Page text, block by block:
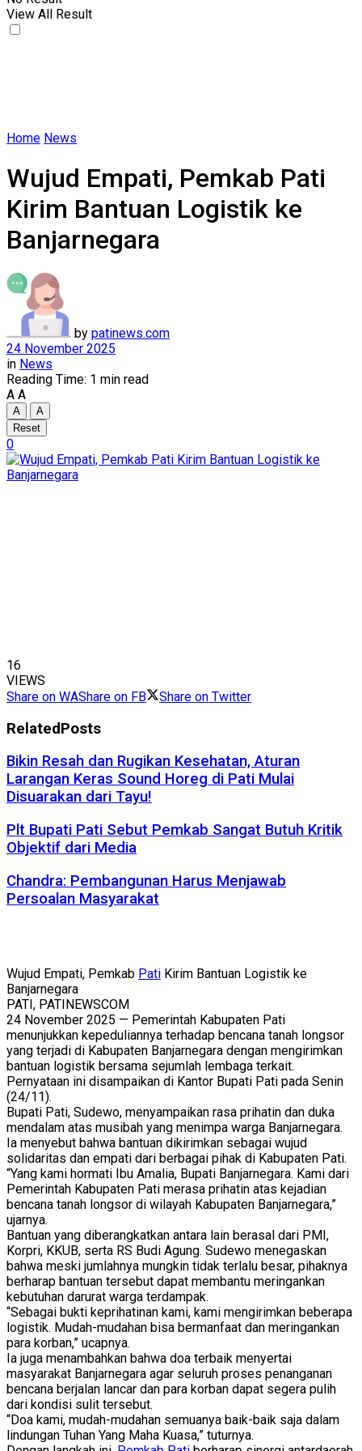
View All Result
Home News
Wujud Empati, Pemkab Pati
Kirim Bantuan Logistik ke
Banjarnegara
by patinews.com
24 November 2025
in News
Reading Time: 1 min read
A A
A
A
Reset
0
16
VIEWS
Share on WAShare on FB Share on Twitter
RelatedPosts
Bikin Resah dan Rugikan Kesehatan, Aturan
Larangan Keras Sound Horeg di Pati Mulai
Disuarakan dari Tayu!
Plt Bupati Pati Sebut Pemkab Sangat Butuh Kritik
Objektif dari Media
Chandra: Pembangunan Harus Menjawab
Persoalan Masyarakat
Wujud Empati, Pemkab Pati Kirim Bantuan Logistik ke
Banjarnegara
PATI, PATINEWSCOM
24 November 2025 — Pemerintah Kabupaten Pati
menunjukkan kepeduliannya terhadap bencana tanah longsor
yang terjadi di Kabupaten Banjarnegara dengan mengirimkan
bantuan logistik bersama sejumlah lembaga terkait.
Pernyataan ini disampaikan di Kantor Bupati Pati pada Senin
(24/11).
Bupati Pati, Sudewo, menyampaikan rasa prihatin dan duka
mendalam atas musibah yang menimpa warga Banjarnegara.
Ia menyebut bahwa bantuan dikirimkan sebagai wujud
solidaritas dan empati dari berbagai pihak di Kabupaten Pati.
“Yang kami hormati Ibu Amalia, Bupati Banjarnegara. Kami dari
Pemerintah Kabupaten Pati merasa prihatin atas kejadian
bencana tanah longsor di wilayah Kabupaten Banjarnegara,”
ujarnya.
Bantuan yang diberangkatkan antara lain berasal dari PMI,
Korpri, KKUB, serta RS Budi Agung. Sudewo menegaskan
bahwa meski jumlahnya mungkin tidak terlalu besar, pihaknya
berharap bantuan tersebut dapat membantu meringankan
kebutuhan darurat warga terdampak.
“Sebagai bukti keprihatinan kami, kami mengirimkan beberapa
logistik. Mudah-mudahan bisa bermanfaat dan meringankan
para korban,” ucapnya.
Ia juga menambahkan bahwa doa terbaik menyertai
masyarakat Banjarnegara agar seluruh proses penanganan
bencana berjalan lancar dan para korban dapat segera pulih
dari kondisi sulit tersebut.
“Doa kami, mudah-mudahan semuanya baik-baik saja dalam
lindungan Tuhan Yang Maha Kuasa,” tuturnya.